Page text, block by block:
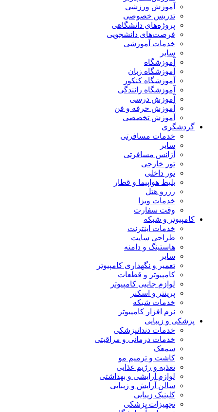
آموزش ورزشی
تدریس خصوصی
پروژه‌های دانشگاهی
فرصت‌های دانشجویی
خدمات آموزشی
سایر
آموزشگاه
آموزشگاه زبان
آموزشگاه کنکور
آموزشگاه رانندگی
آموزش درسی
آموزش حرفه و فن
آموزش تخصصی
گردشگری
خدمات مسافرتی
سایر
آژانس مسافرتی
تور خارجی
تور داخلی
بلیط هواپیما و قطار
رزرو هتل
خدمات ویزا
وقت سفارت
کامپیوتر و شبکه
خدمات اینترنت
طراحی سایت
هاستینگ و دامنه
سایر
تعمیر و نگهداری کامپیوتر
کامپیوتر و قطعات
لوازم جانبی کامپیوتر
پرینتر و اسکنر
خدمات شبکه
نرم افزار کامپیوتر
پزشکی و زیبایی
خدمات دندانپزشکی
خدمات درمانی و مراقبتی
سمعک
کاشت و ترمیم مو
تغذیه و رژیم غذایی
لوازم آرایشی و بهداشتی
سالن آرایش و زیبایی
کلینیک زیبایی
تجهیزات پزشکی